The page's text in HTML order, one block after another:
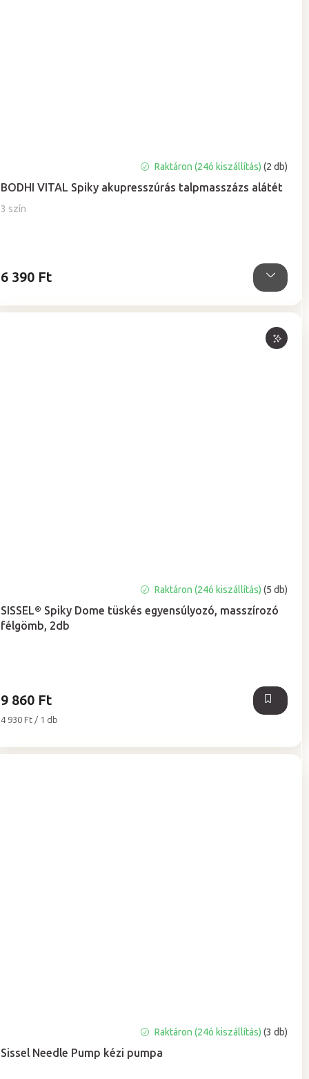
BODHI VITAL Spiky akupresszúrás talpmasszázs alátét
3 szín
átlagos
értékelése
Raktáron (24ó kiszállítás)(2 db)
6 390 Ft
SISSEL® Spiky Dome tüskés egyensúlyozó, masszírozó
félgömb, 2db
átlagos
értékelése
Raktáron (24ó kiszállítás)(5 db)
9 860 Ft
Egységár:
4 930 Ft / 1 db
Sissel Needle Pump kézi pumpa
Raktáron (24ó kiszállítás) (3 db)